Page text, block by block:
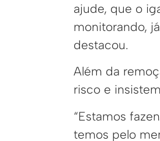
ajude, que o
monitorando,
destacou.
Além da
risco e
“Estamos
temos pelo